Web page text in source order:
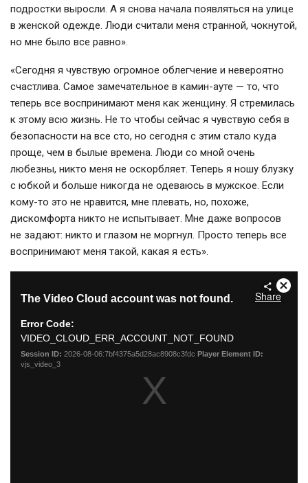
подростки выросли. А я снова начала появляться на улице
в женской одежде. Люди считали меня странной, чокнутой,
но мне было все равно».
«Сегодня я чувствую огромное облегчение и невероятно
счастлива. Самое замечательное в камин-ауте — то, что
теперь все воспринимают меня как женщину. Я стремилась
к этому всю жизнь. Не то чтобы сейчас я чувствую себя в
безопасности на все сто, но сегодня с этим стало куда
проще, чем в былые времена. Люди со мной очень
любезны, никто меня не оскорбляет. Теперь я ношу блузку
с юбкой и больше никогда не одеваюсь в мужское. Если
кому-то это не нравится, мне плевать, но, похоже,
дискомфорта никто не испытывает. Мне даже вопросов
не задают: никто и глазом не моргнул. Просто теперь все
воспринимают меня такой, какая я есть».